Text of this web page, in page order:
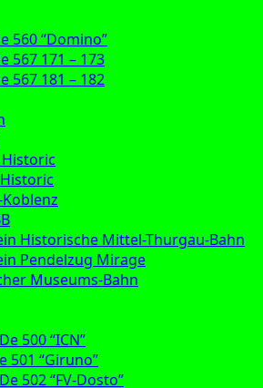
560 “Domino”
567 171 – 173
567 181 – 182
Historic
Historic
Koblenz
Historische Mittel-Thurgau-Bahn
Pendelzug Mirage
Museums-Bahn
500 “ICN”
501 “Giruno”
502 “FV-Dosto”